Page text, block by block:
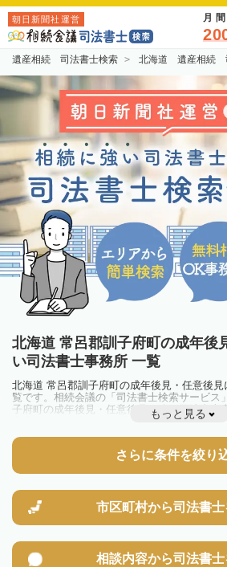
朝日新聞社運営 月
遺産相続 司法書士検索 北海道 遺産相続
北海道 常呂郡訓子府町の成年後
い司法書士事務所 一覧
北海道 常呂郡訓子府町の成年後見・任意後
覧です。相続会議の「司法書士検索サービス
子府町の成年後見・任意後見に強い司法書士
出来ます。相続のトラブルやお悩みを抱えて
もっと見る
さらに条件を絞り
市区町村から司法書
相談内容から司法書